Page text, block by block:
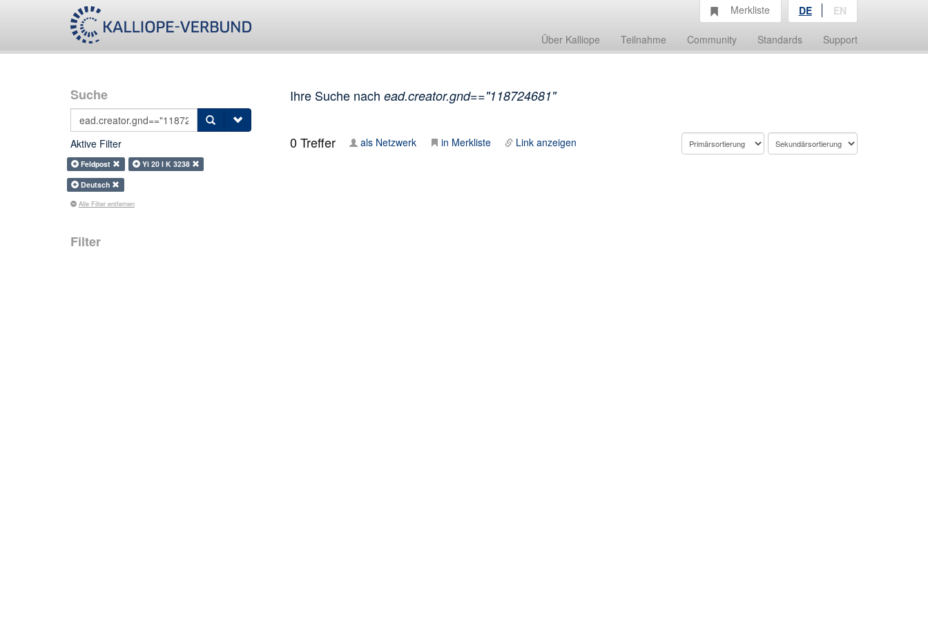
Über Kalliope Teilnahme Community Standards Support
Merkliste DE EN
Suche
Aktive Filter
Feldpost
Yi 20 I K 3238
Deutsch
Alle Filter entfernen
Filter
Ihre Suche nach ead.creator.gnd=="118724681"
0Treffer als Netzwerk in Merkliste Link anzeigen